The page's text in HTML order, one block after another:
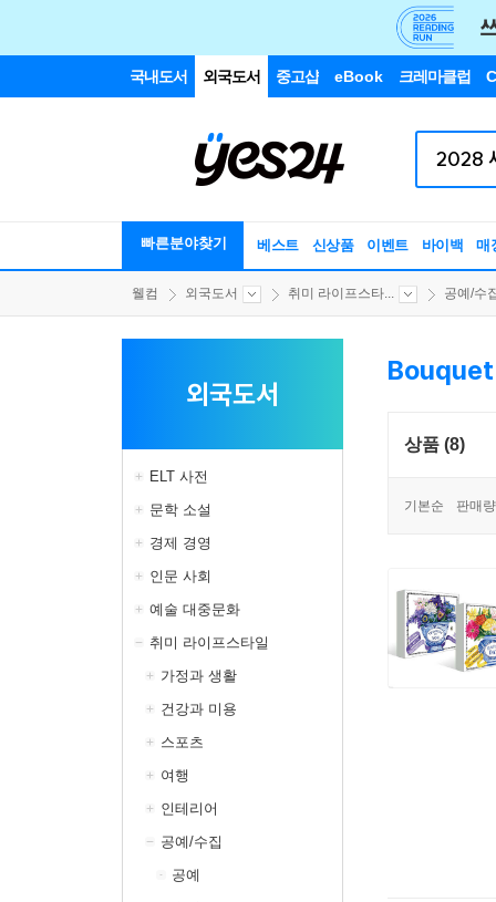
국내도서 외국도서 중고샵 eBook 크레마클럽
빠른분야찾기 베스트 신상품 이벤트 바이백 매
웰컴 외국도서 취미 라이프스타... 공예/수
외국도서
ELT 사전
문학 소설
경제 경영
인문 사회
예술 대중문화
취미 라이프스타일
가정과 생활
건강과 미용
스포츠
여행
인테리어
공예/수집
공예
상품 (8)
기본순 판매